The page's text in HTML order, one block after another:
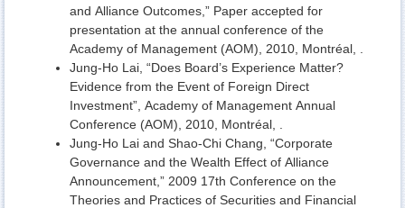
and Alliance Outcomes,” Paper accepted for
presentation at the annual conference of the
Academy of Management (AOM), 2010, Montréal, .
Jung-Ho Lai, “Does Board’s Experience Matter?
Evidence from the Event of Foreign Direct
Investment”, Academy of Management Annual
Conference (AOM), 2010, Montréal, .
Jung-Ho Lai and Shao-Chi Chang, “Corporate
Governance and the Wealth Effect of Alliance
Announcement,” 2009 17th Conference on the
Theories and Practices of Securities and Financial